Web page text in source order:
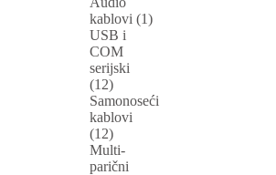
kablovi (1)
USB i
COM
serijski
(12)
Samonoseći
kablovi
(12)
Multi-
parični